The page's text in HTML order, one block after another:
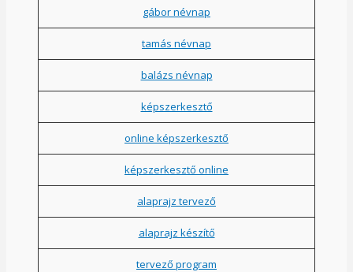
gábor névnap
tamás névnap
balázs névnap
képszerkesztő
online képszerkesztő
képszerkesztő online
alaprajz tervező
alaprajz készítő
tervező program